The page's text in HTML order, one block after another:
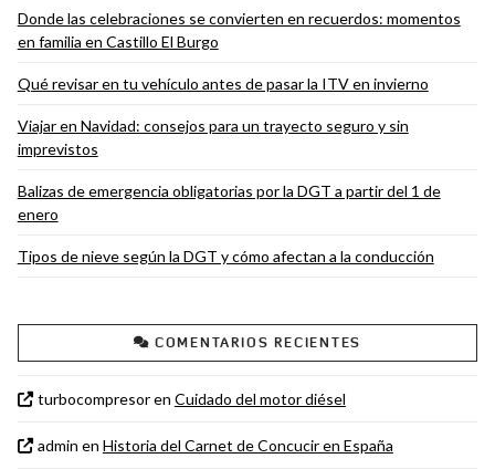
Donde las celebraciones se convierten en recuerdos: momentos
en familia en Castillo El Burgo
Qué revisar en tu vehículo antes de pasar la ITV en invierno
Viajar en Navidad: consejos para un trayecto seguro y sin
imprevistos
Balizas de emergencia obligatorias por la DGT a partir del 1 de
enero
Tipos de nieve según la DGT y cómo afectan a la conducción
COMENTARIOS RECIENTES
turbocompresoren Cuidado del motor diésel
admin en Historia del Carnet de Concucir en España